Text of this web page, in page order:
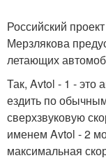
Российский
Мерзлякова
летающих
Так, Avtol - 1 - это
ездить по
сверхзвуковую
именем Avtol - 2
максимальная